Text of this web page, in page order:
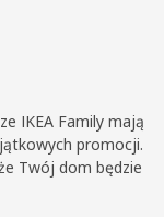
IKEA Family mają
promocji.
Twój dom będzie